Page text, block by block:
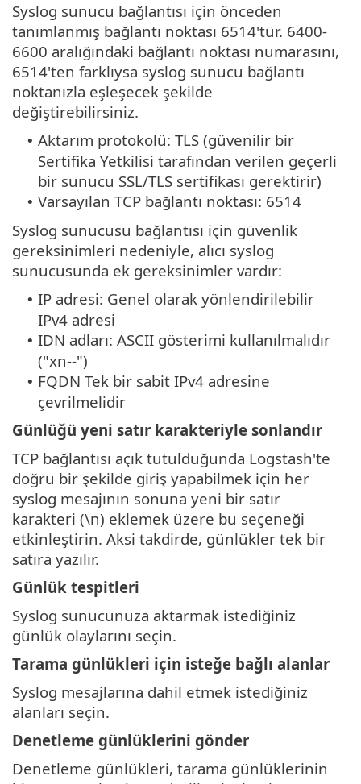
Syslog sunucu bağlantısı için önceden
tanımlanmış bağlantı noktası 6514'tür. 6400-
6600 aralığındaki bağlantı noktası numarasını,
6514'ten farklıysa syslog sunucu bağlantı
noktanızla eşleşecek şekilde
değiştirebilirsiniz.
• Aktarım protokolü: TLS (güvenilir bir
Sertifika Yetkilisi tarafından verilen geçerli
bir sunucu SSL/TLS sertifikası gerektirir)
• Varsayılan TCP bağlantı noktası: 6514
Syslog sunucusu bağlantısı için güvenlik
gereksinimleri nedeniyle, alıcı syslog
sunucusunda ek gereksinimler vardır:
• IP adresi: Genel olarak yönlendirilebilir
IPv4 adresi
• IDN adları: ASCII gösterimi kullanılmalıdır
("xn--")
• FQDN Tek bir sabit IPv4 adresine
çevrilmelidir
Günlüğü yeni satır karakteriyle sonlandır
TCP bağlantısı açık tutulduğunda Logstash'te
doğru bir şekilde giriş yapabilmek için her
syslog mesajının sonuna yeni bir satır
karakteri (\n) eklemek üzere bu seçeneği
etkinleştirin. Aksi takdirde, günlükler tek bir
satıra yazılır.
Günlük tespitleri
Syslog sunucunuza aktarmak istediğiniz
günlük olaylarını seçin.
Tarama günlükleri için isteğe bağlı alanlar
Syslog mesajlarına dahil etmek istediğiniz
alanları seçin.
Denetleme günlüklerini gönder
Denetleme günlükleri, tarama günlüklerinin